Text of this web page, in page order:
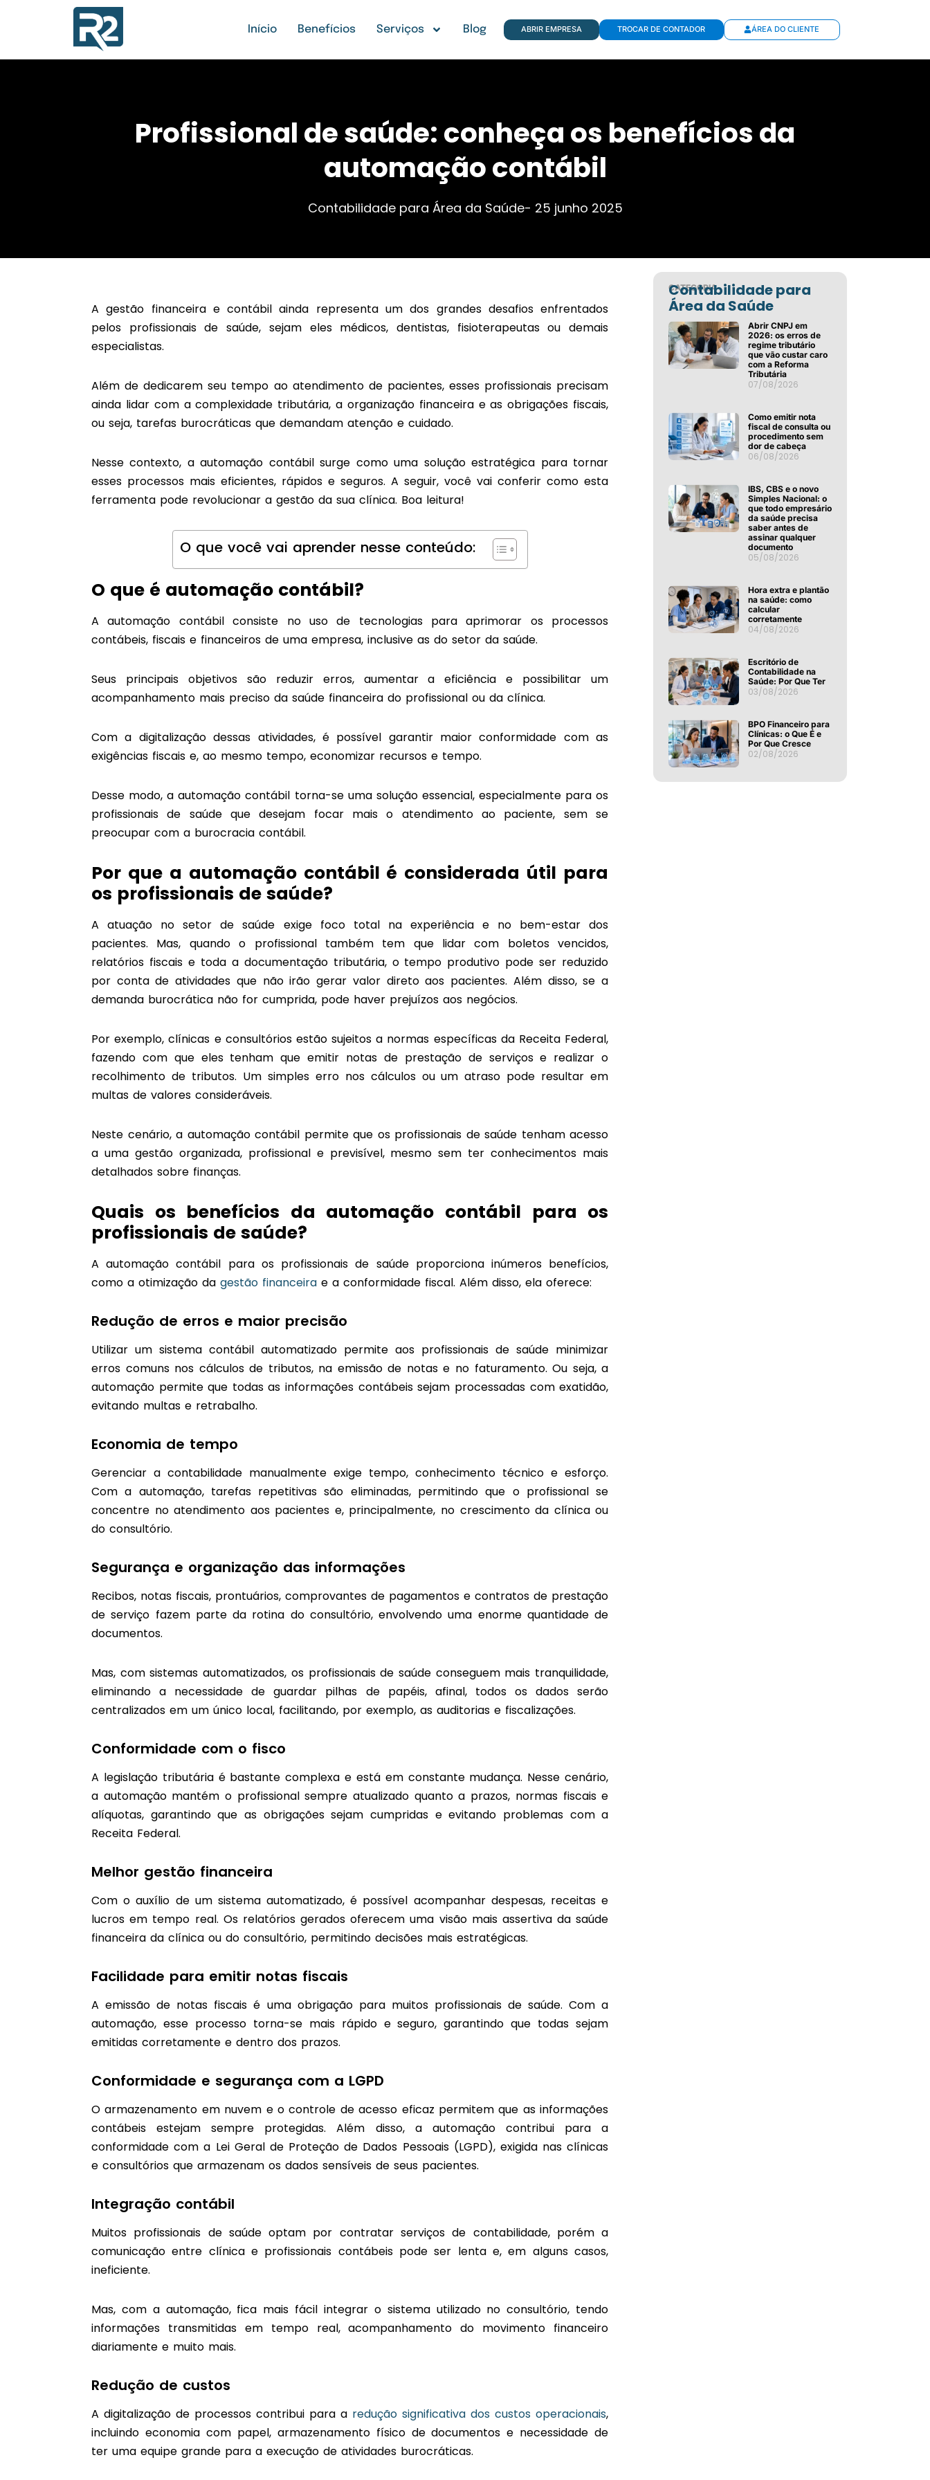
Início Benefícios Serviços Blog ABRIR EMPRESA TROCAR DE CONTADOR ÁREA DO CLIENTE
Profissional de saúde: conheça os benefícios da
automação contábil
Contabilidade para Área da Saúde- 25 junho 2025
A gestão financeira e contábil ainda representa um dos grandes desafios enfrentados
pelos profissionais de saúde, sejam eles médicos, dentistas, fisioterapeutas ou demais
especialistas.
Além de dedicarem seu tempo ao atendimento de pacientes, esses profissionais precisam
ainda lidar com a complexidade tributária, a organização financeira e as obrigações fiscais,
ou seja, tarefas burocráticas que demandam atenção e cuidado.
Nesse contexto, a automação contábil surge como uma solução estratégica para tornar
esses processos mais eficientes, rápidos e seguros. A seguir, você vai conferir como esta
ferramenta pode revolucionar a gestão da sua clínica. Boa leitura!
O que você vai aprender nesse conteúdo:
O que é automação contábil?
A automação contábil consiste no uso de tecnologias para aprimorar os processos
contábeis, fiscais e financeiros de uma empresa, inclusive as do setor da saúde.
Seus principais objetivos são reduzir erros, aumentar a eficiência e possibilitar um
acompanhamento mais preciso da saúde financeira do profissional ou da clínica.
Com a digitalização dessas atividades, é possível garantir maior conformidade com as
exigências fiscais e, ao mesmo tempo, economizar recursos e tempo.
Desse modo, a automação contábil torna-se uma solução essencial, especialmente para os
profissionais de saúde que desejam focar mais o atendimento ao paciente, sem se
preocupar com a burocracia contábil.
Por que a automação contábil é considerada útil para
os profissionais de saúde?
A atuação no setor de saúde exige foco total na experiência e no bem-estar dos
pacientes. Mas, quando o profissional também tem que lidar com boletos vencidos,
relatórios fiscais e toda a documentação tributária, o tempo produtivo pode ser reduzido
por conta de atividades que não irão gerar valor direto aos pacientes. Além disso, se a
demanda burocrática não for cumprida, pode haver prejuízos aos negócios.
Por exemplo, clínicas e consultórios estão sujeitos a normas específicas da Receita Federal,
fazendo com que eles tenham que emitir notas de prestação de serviços e realizar o
recolhimento de tributos. Um simples erro nos cálculos ou um atraso pode resultar em
multas de valores consideráveis.
Neste cenário, a automação contábil permite que os profissionais de saúde tenham acesso
a uma gestão organizada, profissional e previsível, mesmo sem ter conhecimentos mais
detalhados sobre finanças.
Quais os benefícios da automação contábil para os
profissionais de saúde?
A automação contábil para os profissionais de saúde proporciona inúmeros benefícios,
como a otimização da gestão financeira e a conformidade fiscal. Além disso, ela oferece:
Redução de erros e maior precisão
Utilizar um sistema contábil automatizado permite aos profissionais de saúde minimizar
erros comuns nos cálculos de tributos, na emissão de notas e no faturamento. Ou seja, a
automação permite que todas as informações contábeis sejam processadas com exatidão,
evitando multas e retrabalho.
Economia de tempo
Gerenciar a contabilidade manualmente exige tempo, conhecimento técnico e esforço.
Com a automação, tarefas repetitivas são eliminadas, permitindo que o profissional se
concentre no atendimento aos pacientes e, principalmente, no crescimento da clínica ou
do consultório.
Segurança e organização das informações
Recibos, notas fiscais, prontuários, comprovantes de pagamentos e contratos de prestação
de serviço fazem parte da rotina do consultório, envolvendo uma enorme quantidade de
documentos.
Mas, com sistemas automatizados, os profissionais de saúde conseguem mais tranquilidade,
eliminando a necessidade de guardar pilhas de papéis, afinal, todos os dados serão
centralizados em um único local, facilitando, por exemplo, as auditorias e fiscalizações.
Conformidade com o fisco
A legislação tributária é bastante complexa e está em constante mudança. Nesse cenário,
a automação mantém o profissional sempre atualizado quanto a prazos, normas fiscais e
alíquotas, garantindo que as obrigações sejam cumpridas e evitando problemas com a
Receita Federal.
Melhor gestão financeira
Com o auxílio de um sistema automatizado, é possível acompanhar despesas, receitas e
lucros em tempo real. Os relatórios gerados oferecem uma visão mais assertiva da saúde
financeira da clínica ou do consultório, permitindo decisões mais estratégicas.
Facilidade para emitir notas fiscais
A emissão de notas fiscais é uma obrigação para muitos profissionais de saúde. Com a
automação, esse processo torna-se mais rápido e seguro, garantindo que todas sejam
emitidas corretamente e dentro dos prazos.
Conformidade e segurança com a LGPD
O armazenamento em nuvem e o controle de acesso eficaz permitem que as informações
contábeis estejam sempre protegidas. Além disso, a automação contribui para a
conformidade com a Lei Geral de Proteção de Dados Pessoais (LGPD), exigida nas clínicas
e consultórios que armazenam os dados sensíveis de seus pacientes.
Integração contábil
Muitos profissionais de saúde optam por contratar serviços de contabilidade, porém a
comunicação entre clínica e profissionais contábeis pode ser lenta e, em alguns casos,
ineficiente.
Mas, com a automação, fica mais fácil integrar o sistema utilizado no consultório, tendo
informações transmitidas em tempo real, acompanhamento do movimento financeiro
diariamente e muito mais.
Redução de custos
A digitalização de processos contribui para a redução significativa dos custos operacionais,
incluindo economia com papel, armazenamento físico de documentos e necessidade de
ter uma equipe grande para a execução de atividades burocráticas.
CATEGORIA
Contabilidade para
Área da Saúde
Abrir CNPJ em
2026: os erros de
regime tributário
que vão custar caro
com a Reforma
Tributária
07/08/2026
Como emitir nota
fiscal de consulta ou
procedimento sem
dor de cabeça
06/08/2026
IBS, CBS e o novo
Simples Nacional: o
que todo empresário
da saúde precisa
saber antes de
assinar qualquer
documento
05/08/2026
Hora extra e plantão
na saúde: como
calcular
corretamente
04/08/2026
Escritório de
Contabilidade na
Saúde: Por Que Ter
03/08/2026
BPO Financeiro para
Clínicas: o Que É e
Por Que Cresce
02/08/2026